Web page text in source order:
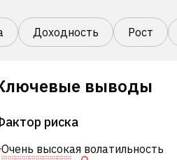
Доходность Рост
выводы
риска
Очень высокая волатильность